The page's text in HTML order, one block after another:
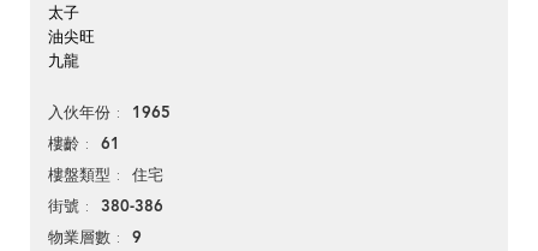
太子
油尖旺
九龍
入伙年份 1965
樓齡 61
樓盤類型 住宅
街號 380-386
物業層數 9